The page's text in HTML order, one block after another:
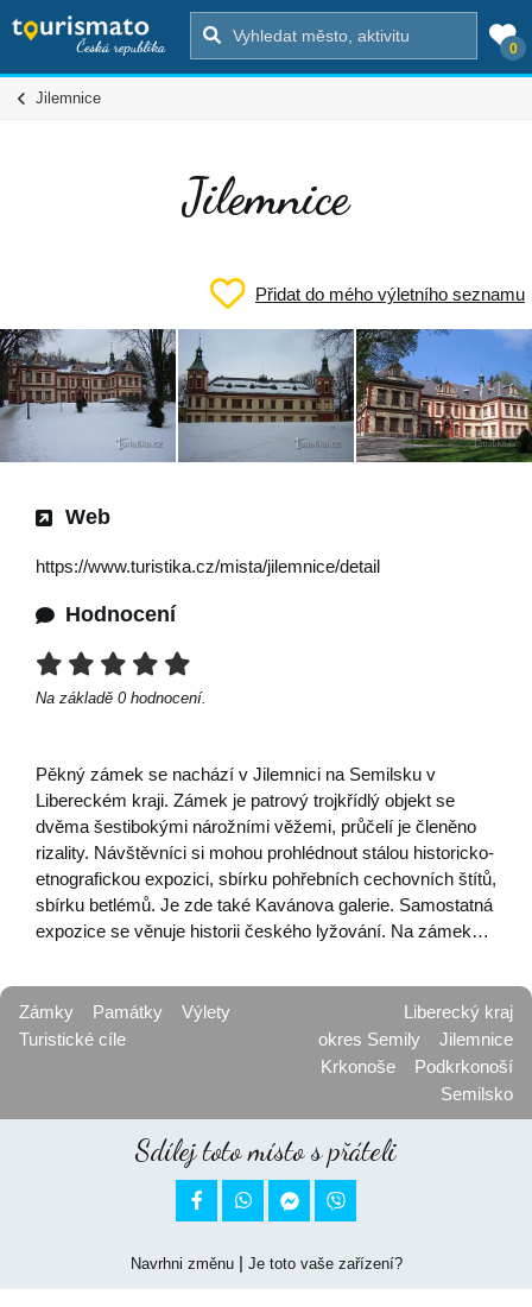
0
Jilemnice
Jilemnice
Přidat do mého výletního seznamu
Web
https://www.turistika.cz/mista/jilemnice/detail
Hodnocení
Na základě 0 hodnocení.
Pěkný zámek se nachází v Jilemnici na Semilsku v
Libereckém kraji. Zámek je patrový trojkřídlý objekt se
dvěma šestibokými nárožními věžemi, průčelí je členěno
rizality. Návštěvníci si mohou prohlédnout stálou historicko-
etnografickou expozici, sbírku pohřebních cechovních štítů,
sbírku betlémů. Je zde také Kavánova galerie. Samostatná
expozice se věnuje historii českého lyžování. Na zámek…
Zámky Památky
Výlety
Turistické cíle
Liberecký kraj
okres Semily
Jilemnice
Krkonoše
Podkrkonoší
Semilsko
Sdílej toto místo s přáteli
 
Navrhni změnu| Je toto vaše zařízení?